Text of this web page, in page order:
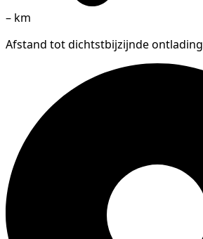
– km
Afstand tot dichtstbijzijnde ontlading